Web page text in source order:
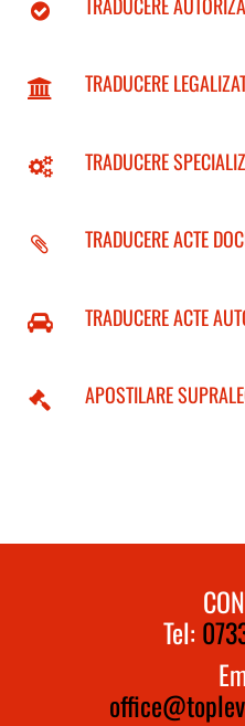
TRADUCERE
TRADUCERE
TRADUCERE ACTE
TRADUCERE ACTE
APOSTILARE
Tel: